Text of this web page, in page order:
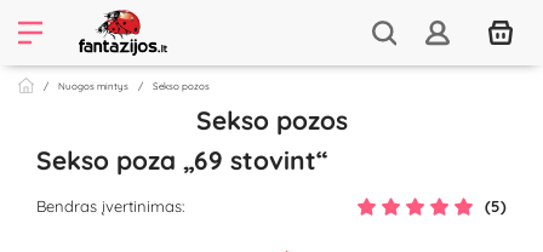
Nuogos mintys Sekso pozos
Sekso pozos
Sekso poza „69 stovint“
Bendras įvertinimas: (5)